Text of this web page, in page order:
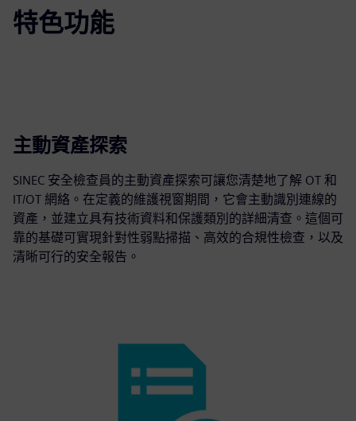
特色功能
主動資產探索
SINEC 安全檢查員的主動資產探索可讓您清楚地了解 OT 和
IT/OT 網絡。在定義的維護視窗期間，它會主動識別連線的
資產，並建立具有技術資料和保護類別的詳細清查。這個可
靠的基礎可實現針對性弱點掃描、高效的合規性檢查，以及
清晰可行的安全報告。